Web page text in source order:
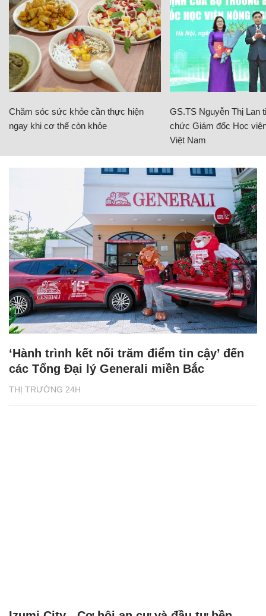
Chăm sóc sức khỏe cần thực hiện
ngay khi cơ thể còn khỏe
GS.TS Nguyễn Thị Lan
chức Giám đốc Học
Việt Nam
THỊ TRƯỜNG 24H
‘Hành trình kết nối trăm điểm tin cậy’ đến
các Tổng Đại lý Generali miền Bắc